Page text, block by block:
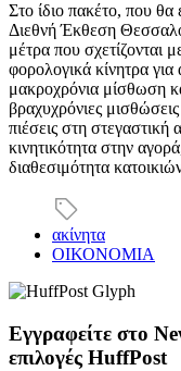
Στο ίδιο πακέτο, που θα
Διεθνή Έκθεση
μέτρα που σχετίζονται
φορολογικά κίνητρα για
μακροχρόνια μίσθωση
βραχυχρόνιες
πιέσεις στη στεγαστική
κινητικότητα στην
διαθεσιμότητα
ακίνητα
ΟΙΚΟΝΟΜΙΑ
Εγγραφείτε στο
επιλογές HuffPost